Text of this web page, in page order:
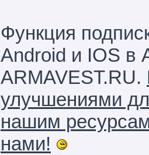
Функция
Android и IOS в
ARMAVEST.RU.
улучшениями
нашим
нами!